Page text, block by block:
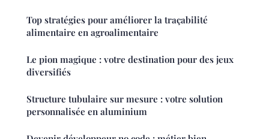
Top stratégies pour améliorer la traçabilité
alimentaire en agroalimentaire
Le pion magique : votre destination pour des jeux
diversifiés
Structure tubulaire sur mesure : votre solution
personnalisée en aluminium